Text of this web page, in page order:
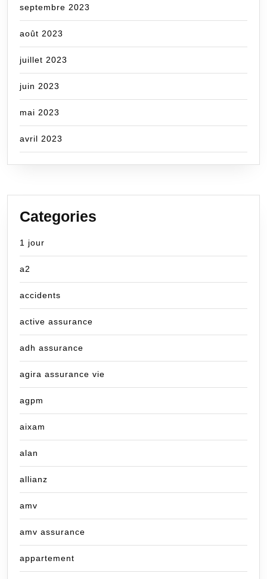
septembre 2023
août 2023
juillet 2023
juin 2023
mai 2023
avril 2023
Categories
1 jour
a2
accidents
active assurance
adh assurance
agira assurance vie
agpm
aixam
alan
allianz
amv
amv assurance
appartement